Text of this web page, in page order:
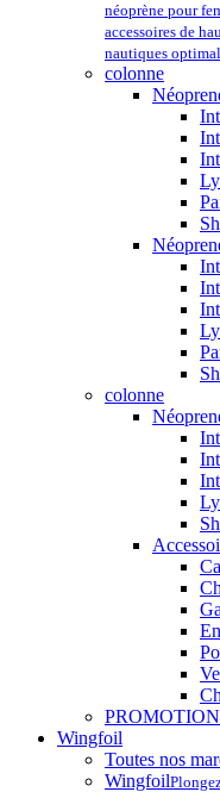
néoprène pour
accessoires de
nautiques
colonne
colonne
Wingfoil
Toutes nos
Wingfoil